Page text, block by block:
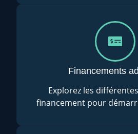
Financements
Explorez les
financement pour